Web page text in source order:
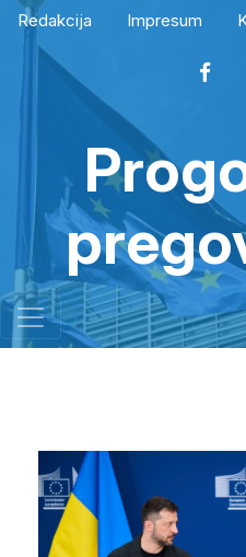
Redakcija Impresum